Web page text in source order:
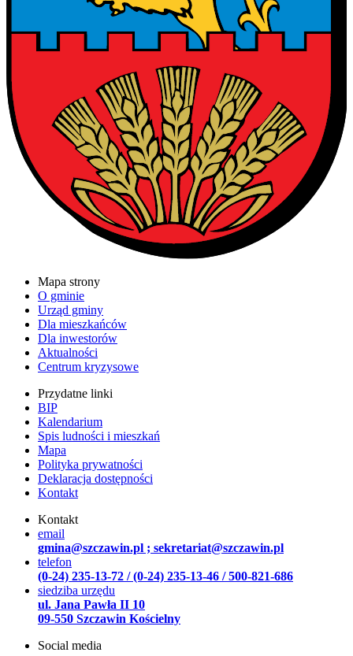
Mapa strony
O gminie
Urząd gminy
Dla mieszkańców
Dla inwestorów
Aktualności
Centrum kryzysowe
Przydatne linki
BIP
Kalendarium
Spis ludności i mieszkań
Mapa
Polityka prywatności
Deklaracja dostępności
Kontakt
Kontakt
email
gmina@szczawin.pl ; sekretariat@szczawin.pl
telefon
(0-24) 235-13-72 / (0-24) 235-13-46 / 500-821-686
siedziba urzędu
ul. Jana Pawła II 10
09-550 Szczawin Kościelny
Social media